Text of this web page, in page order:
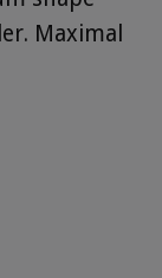
Maximal